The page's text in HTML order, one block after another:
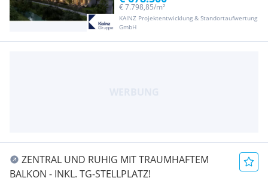
KAINZ Projektentwicklung & Standortaufwertung
GmbH
€ 7.798,85/m²
ZENTRAL UND RUHIG MIT TRAUMHAFTEM
BALKON - INKL. TG-STELLPLATZ!